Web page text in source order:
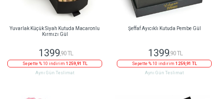
Yuvarlak Küçük Siyah Kutuda Macaronlu
Kırmızı Gül
1399 ,90 TL
Sepette % 10 indirim 1259,91 TL
Aynı Gün Teslimat
Şeffaf Ayıcıklı Kutuda Pembe Gül
1399 ,90 TL
Sepette % 10 indirim 1259,91 TL
Aynı Gün Teslimat